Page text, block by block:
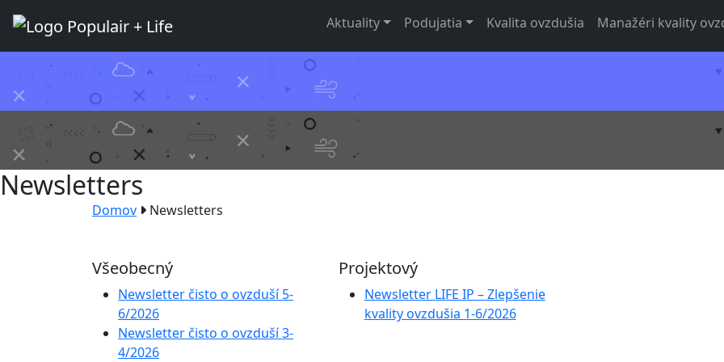
Aktuality Podujatia Kvalita ovzdušia Manažéri kvality
Newsletters
Domov Newsletters
Všeobecný
Newsletter čisto o ovzduší 5-
6/2026
Newsletter čisto o ovzduší 3-
4/2026
Projektový
Newsletter LIFE IP – Zlepšenie
kvality ovzdušia 1-6/2026